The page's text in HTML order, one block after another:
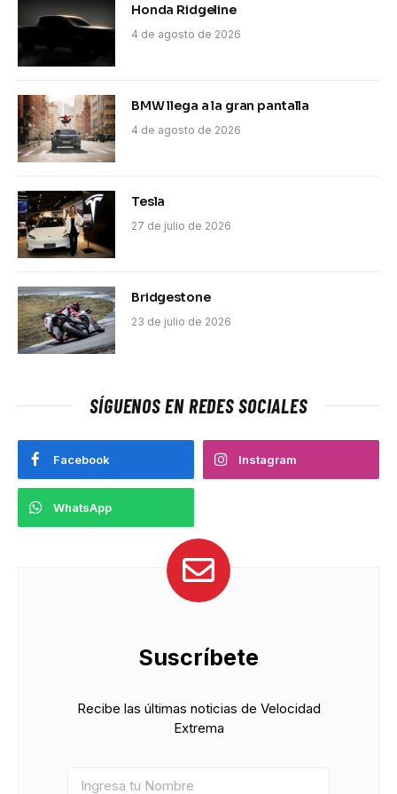
Honda Ridgeline
4 de agosto de 2026
BMW llega a la gran pantalla
4 de agosto de 2026
Tesla
27 de julio de 2026
Bridgestone
23 de julio de 2026
SÍGUENOS EN REDES SOCIALES
Facebook Instagram
WhatsApp
Suscríbete
Recibe las últimas noticias de Velocidad
Extrema